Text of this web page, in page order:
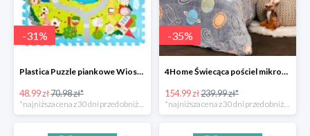
-31%
Plastica Puzzle piankowe Wioska -31%
48.99 zł70.98 zł*
-35%
4Home Świecąca pościel mikroflanela Planetarium -35%
154.99 zł239.99 zł*